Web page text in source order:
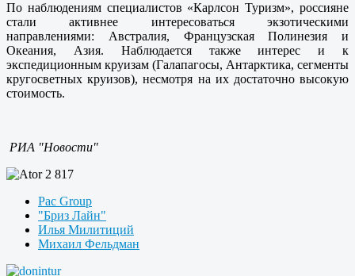
По наблюдениям специалистов «Карлсон Туризм», россияне
стали активнее интересоваться экзотическими
направлениями: Австралия, Французская Полинезия и
Океания, Азия. Наблюдается также интерес и к
экспедиционным круизам (Галапагосы, Антарктика, сегменты
кругосветных круизов), несмотря на их достаточно высокую
стоимость.
РИА "Новости"
Pac Group
"Бриз Лайн"
Илья Милитиций
Михаил Фельдман